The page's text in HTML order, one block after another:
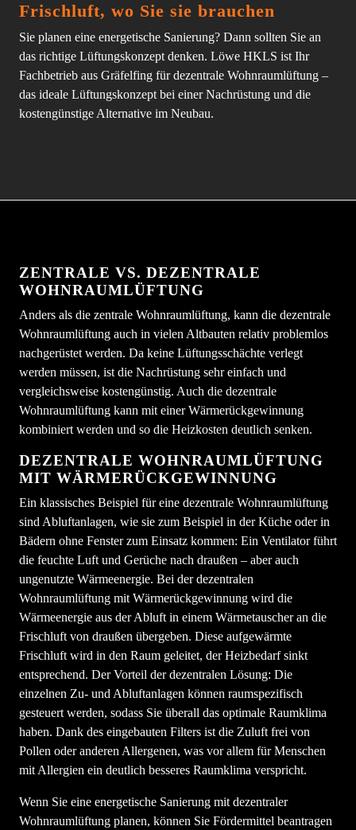
Frischluft, wo Sie sie brauchen
Sie planen eine energetische Sanierung? Dann sollten Sie an
das richtige Lüftungskonzept denken. Löwe HKLS ist Ihr
Fachbetrieb aus Gräfelfing für dezentrale Wohnraumlüftung –
das ideale Lüftungskonzept bei einer Nachrüstung und die
kostengünstige Alternative im Neubau.
ZENTRALE VS. DEZENTRALE
WOHNRAUMLÜFTUNG
Anders als die zentrale Wohnraumlüftung, kann die dezentrale
Wohnraumlüftung auch in vielen Altbauten relativ problemlos
nachgerüstet werden. Da keine Lüftungsschächte verlegt
werden müssen, ist die Nachrüstung sehr einfach und
vergleichsweise kostengünstig. Auch die dezentrale
Wohnraumlüftung kann mit einer Wärmerückgewinnung
kombiniert werden und so die Heizkosten deutlich senken.
DEZENTRALE WOHNRAUMLÜFTUNG
MIT WÄRMERÜCKGEWINNUNG
Ein klassisches Beispiel für eine dezentrale Wohnraumlüftung
sind Abluftanlagen, wie sie zum Beispiel in der Küche oder in
Bädern ohne Fenster zum Einsatz kommen: Ein Ventilator führt
die feuchte Luft und Gerüche nach draußen – aber auch
ungenutzte Wärmeenergie. Bei der dezentralen
Wohnraumlüftung mit Wärmerückgewinnung wird die
Wärmeenergie aus der Abluft in einem Wärmetauscher an die
Frischluft von draußen übergeben. Diese aufgewärmte
Frischluft wird in den Raum geleitet, der Heizbedarf sinkt
entsprechend. Der Vorteil der dezentralen Lösung: Die
einzelnen Zu- und Abluftanlagen können raumspezifisch
gesteuert werden, sodass Sie überall das optimale Raumklima
haben. Dank des eingebauten Filters ist die Zuluft frei von
Pollen oder anderen Allergenen, was vor allem für Menschen
mit Allergien ein deutlich besseres Raumklima verspricht.
Wenn Sie eine energetische Sanierung mit dezentraler
Wohnraumlüftung planen, können Sie Fördermittel beantragen